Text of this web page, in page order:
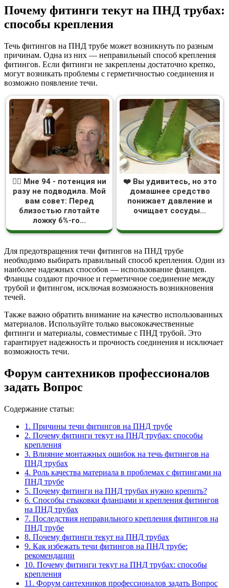
Почему фитинги текут на ПНД трубах:
способы крепления
Течь фитингов на ПНД трубе может возникнуть по разным
причинам. Одна из них — неправильный способ крепления
фитингов. Если фитинги не закреплены достаточно крепко,
могут возникать проблемы с герметичностью соединения и
возможно появление течи.
❤️‍🔥 Мне 94 - потенция ни
разу не подводила. Мой
вам совет: Перед
близостью глотайте
ложку 6%-го...
❤️ Вы удивитесь, но это
домашнее средство
понижает давление и
очищает сосуды...
Для предотвращения течи фитингов на ПНД трубе
необходимо выбирать правильный способ крепления. Один из
наиболее надежных способов — использование фланцев.
Фланцы создают прочное и герметичное соединение между
трубой и фитингом, исключая возможность возникновения
течей.
Также важно обратить внимание на качество использованных
материалов. Используйте только высококачественные
фитинги и материалы, совместимые с ПНД трубой. Это
гарантирует надежность и прочность соединения и исключает
возможность течи.
Форум сантехников профессионалов
задать Вопрос
Содержание статьи:
1. Причины течи фитингов на ПНД трубе
2. Почему фитинги текут на ПНД трубах: способы
крепления
3. Влияние монтажных ошибок на течь фитингов на
ПНД трубах
4. Роль качества материала в проблемах с фитингами на
ПНД трубе
5. Почему фитинги на ПНД трубах нужно крепить?
6. Способы стыковки фланцами и крепления фитингов
на ПНД трубах
7. Последствия неправильного крепления фитингов на
ПНД трубе
8. Почему фитинги текут на ПНД трубах
9. Как избежать течи фитингов на ПНД трубе:
рекомендации
10. Почему фитинги текут на ПНД трубах: способы
крепления
11. Форум сантехников профессионалов задать Вопрос